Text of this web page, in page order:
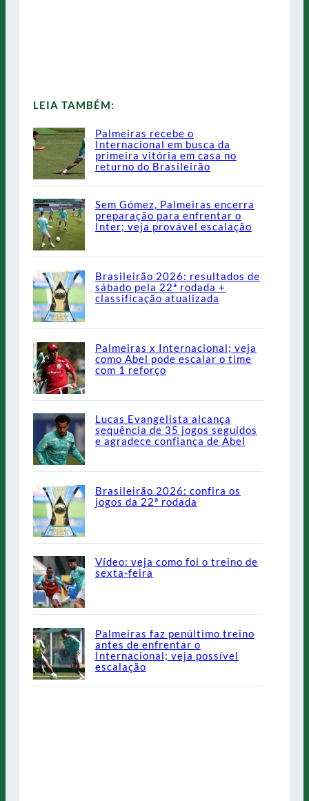
LEIA TAMBÉM:
Palmeiras recebe o
Internacional em busca da
primeira vitória em casa no
returno do Brasileirão
Sem Gómez, Palmeiras encerra
preparação para enfrentar o
Inter; veja provável escalação
Brasileirão 2026: resultados de
sábado pela 22ª rodada +
classificação atualizada
Palmeiras x Internacional; veja
como Abel pode escalar o time
com 1 reforço
Lucas Evangelista alcança
sequência de 35 jogos seguidos
e agradece confiança de Abel
Brasileirão 2026: confira os
jogos da 22ª rodada
Vídeo: veja como foi o treino de
sexta-feira
Palmeiras faz penúltimo treino
antes de enfrentar o
Internacional; veja possível
escalação